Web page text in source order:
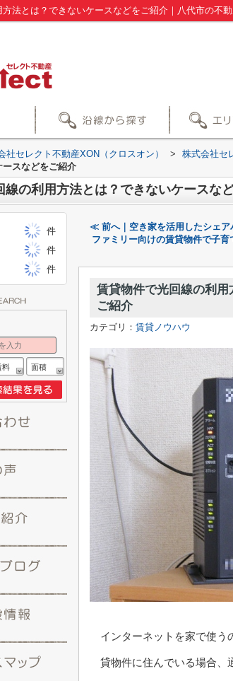
法とは？できないケースなどをご紹介｜八代市の不
社セレクト不動産XON（クロスオン） > 株式会社セ
スなどをご紹介
線の利用方法とは？できないケースな
≪ 前へ｜空き家を活用したシェア
ファミリー向けの賃貸物件で子
賃貸物件で光回線の利
ご紹介
カテゴリ： 賃貸ノウハウ
インターネットを家で使う
貸物件に住んでいる場合、
件
件
件
料 面積